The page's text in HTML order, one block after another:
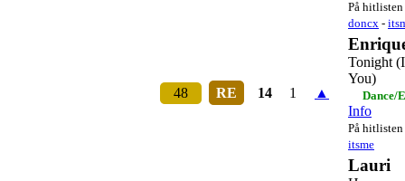
På hitlisten
doncx -
48 RE 14 1 ▲
Tonight
You)
Dance/
Info
På hitlisten
itsme
Lauri